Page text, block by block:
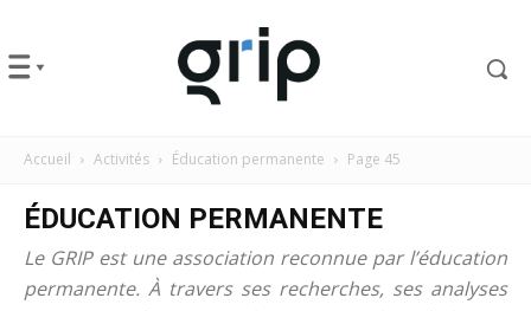
Accueil Activités Éducation permanente Page 45
ÉDUCATION PERMANENTE
Le GRIP est une association reconnue par l’éducation
permanente. À travers ses recherches, ses analyses